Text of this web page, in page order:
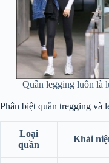
Quần legging luôn là
Phân biệt quần tregging và
Loại
quần
Khái